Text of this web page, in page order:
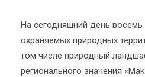
На сегодняшний день
охраняемых природных
том числе природный
регионального значения